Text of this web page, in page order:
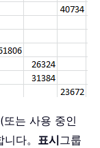
(또는 사용 중인
다。 표시그룹